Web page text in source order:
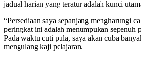
jadual harian yang teratur adalah kunci
“Persediaan saya sepanjang mengharungi
peringkat ini adalah menumpukan sepenuh
Pada waktu cuti pula, saya akan cuba
mengulang kaji pelajaran.